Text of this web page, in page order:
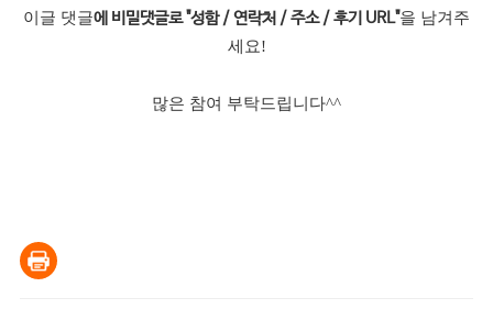
이글 댓글에 비밀댓글로 "성함 / 연락처 / 주소 / 후기 URL"을 남겨주
세요!
많은 참여 부탁드립니다^^